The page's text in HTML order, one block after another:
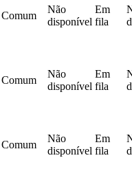
Comum
Não
disponível
Em
fila
Comum
Não
disponível
Em
fila
Comum
Não
disponível
Em
fila